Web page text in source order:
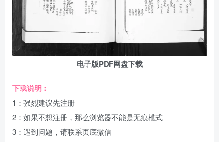
电子版PDF网盘下载
下载说明：
1：强烈建议先注册
2：如果不想注册，那么浏览器不能是无痕模式
3：遇到问题，请联系页底微信